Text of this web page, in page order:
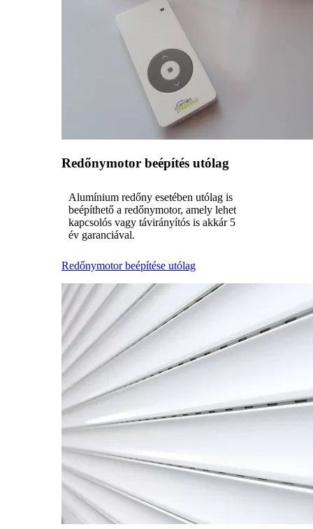
Redőnymotor beépítés utólag
Alumínium redőny esetében utólag is
beépíthető a redőnymotor, amely lehet
kapcsolós vagy távirányítós is akkár 5
év garanciával.
Redőnymotor beépítése utólag